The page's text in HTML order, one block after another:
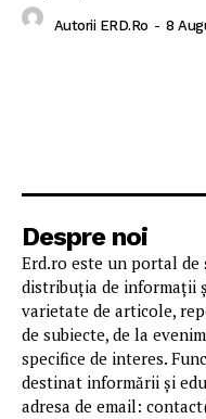
Autorii ERD.ro - 8
Despre noi
Erd.ro este un portal
distribuția de informații
varietate de articole,
de subiecte, de la
specifice de interes.
destinat informării și
adresa de email: